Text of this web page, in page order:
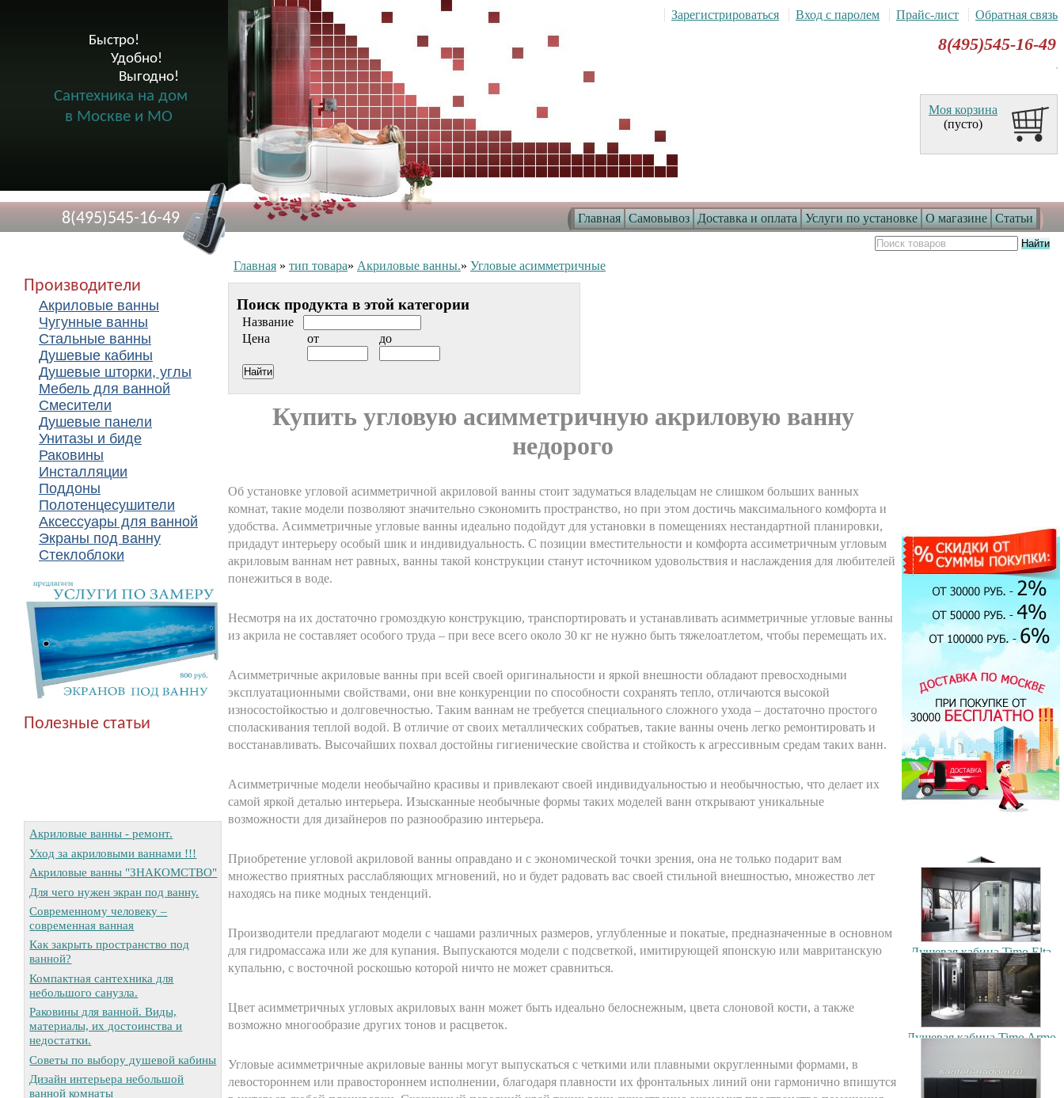
Главная Самовывоз Доставка и оплата Услуги по установке О магазине Статьи
Быстро!
              Удобно!
                      Выгодно!
Сантехника на дом
в Москве и МО
8(495)545-16-49
Зарегистрироваться Вход с паролем Прайс-лист Обратная связь
8(495)545-16-49
Моя корзина
(пусто)
Производители
Акриловые ванны
Чугунные ванны
Стальные ванны
Душевые кабины
Душевые шторки, углы
Мебель для ванной
Смесители
Душевые панели
Унитазы и биде
Раковины
Инсталляции
Поддоны
Полотенцесушители
Аксессуары для ванной
Экраны под ванну
Стеклоблоки
Полезные статьи
Акриловые ванны - ремонт.
Уход за акриловыми ваннами !!!
Акриловые ванны "ЗНАКОМСТВО"
Для чего нужен экран под ванну.
Современному человеку –
современная ванная
Как закрыть пространство под
ванной?
Компактная сантехника для
небольшого санузла.
Раковины для ванной. Виды,
материалы, их достоинства и
недостатки.
Советы по выбору душевой кабины
Дизайн интерьера небольшой
ванной комнаты
Главная » тип товара» Акриловые ванны.» Угловые асимметричные
Поиск продукта в этой категории
Название
Цена
от до
Купить угловую асимметричную акриловую ванну
недорого
Об установке угловой асимметричной акриловой ванны стоит задуматься владельцам не слишком больших ванных
комнат, такие модели позволяют значительно сэкономить пространство, но при этом достичь максимального комфорта и
удобства. Асимметричные угловые ванны идеально подойдут для установки в помещениях нестандартной планировки,
придадут интерьеру особый шик и индивидуальность. С позиции вместительности и комфорта ассиметричным угловым
акриловым ваннам нет равных, ванны такой конструкции станут источником удовольствия и наслаждения для любителей
понежиться в воде.
Несмотря на их достаточно громоздкую конструкцию, транспортировать и устанавливать асимметричные угловые ванны
из акрила не составляет особого труда – при весе всего около 30 кг не нужно быть тяжелоатлетом, чтобы перемещать их.
Асимметричные акриловые ванны при всей своей оригинальности и яркой внешности обладают превосходными
эксплуатационными свойствами, они вне конкуренции по способности сохранять тепло, отличаются высокой
износостойкостью и долговечностью. Таким ваннам не требуется специального сложного ухода – достаточно простого
споласкивания теплой водой. В отличие от своих металлических собратьев, такие ванны очень легко ремонтировать и
восстанавливать. Высочайших похвал достойны гигиенические свойства и стойкость к агрессивным средам таких ванн.
Асимметричные модели необычайно красивы и привлекают своей индивидуальностью и необычностью, что делает их
самой яркой деталью интерьера. Изысканные необычные формы таких моделей ванн открывают уникальные
возможности для дизайнеров по разнообразию интерьера.
Приобретение угловой акриловой ванны оправдано и с экономической точки зрения, она не только подарит вам
множество приятных расслабляющих мгновений, но и будет радовать вас своей стильной внешностью, множество лет
находясь на пике модных тенденций.
Производители предлагают модели с чашами различных размеров, углубленные и покатые, предназначенные в основном
для гидромассажа или же для купания. Выпускаются модели с подсветкой, имитирующей японскую или мавританскую
купальню, с восточной роскошью которой ничто не может сравниться.
Цвет асимметричных угловых акриловых ванн может быть идеально белоснежным, цвета слоновой кости, а также
возможно многообразие других тонов и расцветок.
Угловые асимметричные акриловые ванны могут выпускаться с четкими или плавными округленными формами, в
левостороннем или правостороннем исполнении, благодаря плавности их фронтальных линий они гармонично впишутся
Экран под ванну
ENGLHOME 150
зеркальный
7900.00 руб.
Душевая кабина Timo T-1190
90x90см
44500.00 руб.
Душевая кабина Timo T-1170
170x88см
70500.00 руб.
Душевая кабина Timo Puro
120x90см (L/R)
106900.00 руб.
Душевая кабина Timo T-1102
120x85см (L/R)
56200.00 руб.
Душевая кабина Timo Elta
90x90см
79300.00 руб.
Душевая кабина Timo Armo
103500.00 руб.